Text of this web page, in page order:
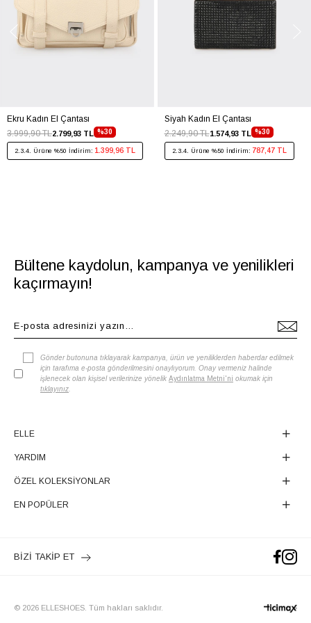
Ekru Kadın El Çantası
%30
2.799,93 TL
3.999,90 TL
2.3.4. Ürüne %50 İndirim: 1.399,96 TL
Siyah Kadın El Çantası
%30
1.574,93 TL
2.249,90 TL
2.3.4. Ürüne %50 İndirim: 787,47 TL
Bültene kaydolun, kampanya ve yenilikleri
kaçırmayın!
Gönder butonuna tıklayarak kampanya, ürün ve yeniliklerden haberdar edilmek
için tarafıma e-posta gönderilmesini onaylıyorum. Onay vermeniz halinde
işlenecek olan kişisel verilerinize yönelik Aydınlatma Metni'ni okumak için
tıklayınız
ELLE
YARDIM
ÖZEL KOLEKSİYONLAR
EN POPÜLER
BİZİ TAKİP ET
© 2026 ELLESHOES. Tüm hakları saklıdır.